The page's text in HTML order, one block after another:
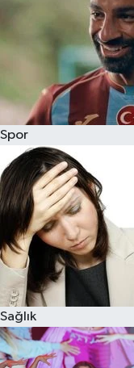
Spor
Sağlık
Kültür Sanat
Sağlık
Siyaset
Teknoloji
Televizyon
Yaşam-Çevre